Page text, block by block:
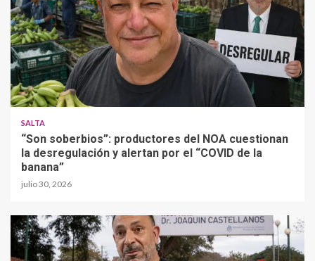
SALTA
“Son soberbios”: productores del NOA cuestionan
la desregulación y alertan por el “COVID de la
banana”
julio 30, 2026